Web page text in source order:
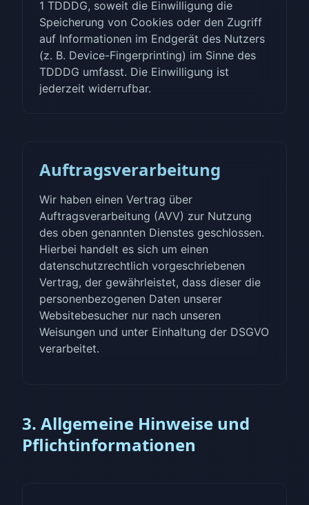
1 TDDDG, soweit die Einwilligung die
Speicherung von Cookies oder den Zugriff
auf Informationen im Endgerät des Nutzers
(z. B. Device-Fingerprinting) im Sinne des
TDDDG umfasst. Die Einwilligung ist
jederzeit widerrufbar.
Auftragsverarbeitung
Wir haben einen Vertrag über
Auftragsverarbeitung (AVV) zur Nutzung
des oben genannten Dienstes geschlossen.
Hierbei handelt es sich um einen
datenschutzrechtlich vorgeschriebenen
Vertrag, der gewährleistet, dass dieser die
personenbezogenen Daten unserer
Websitebesucher nur nach unseren
Weisungen und unter Einhaltung der DSGVO
verarbeitet.
3. Allgemeine Hinweise und
Pflichtinformationen